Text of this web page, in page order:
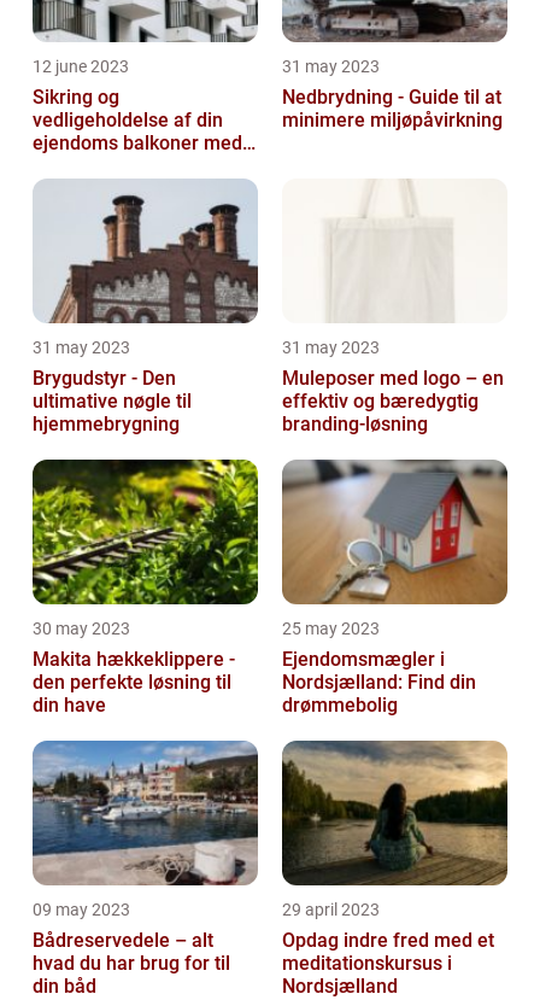
12 june 2023
Sikring og
vedligeholdelse af din
ejendoms balkoner med
31 may 2023
Nedbrydning - Guide til at
minimere miljøpåvirkning
31 may 2023
Brygudstyr - Den
ultimative nøgle til
hjemmebrygning
31 may 2023
Muleposer med logo – en
effektiv og bæredygtig
branding-løsning
30 may 2023
Makita hækkeklippere -
den perfekte løsning til
din have
25 may 2023
Ejendomsmægler i
Nordsjælland: Find din
drømmebolig
09 may 2023
Bådreservedele – alt
hvad du har brug for til
din båd
29 april 2023
Opdag indre fred med et
meditationskursus i
Nordsjælland